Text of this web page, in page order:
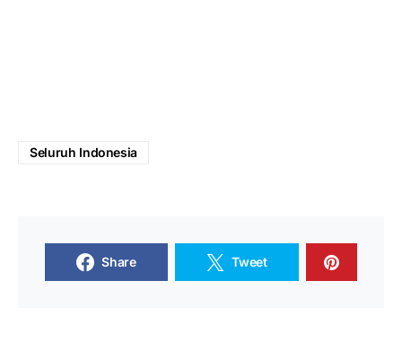
Seluruh Indonesia
Share Tweet